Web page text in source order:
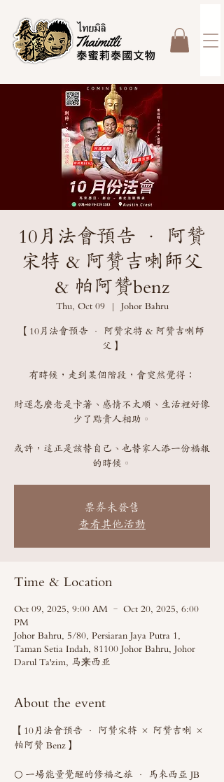
10月法會預告 · 阿贊
宋特 & 阿贊吉喇師父
& 帕阿贊benz
Thu, Oct 09
  |
Johor Bahru
【10月法會預告 · 阿贊宋特 & 阿贊吉喇師
父】
有時候，走到某個階段，會突然覺得：
財運怎麼老是卡著、感情不太順、生活裡好像
少了點貴人相助。
或許，這正是該替自己、也替家人添一份福報
票券未發售
查看其他活動
Time & Location
Oct 09, 2025, 9:00 AM – Oct 20, 2025, 6:00
PM
Johor Bahru, 5/80, Persiaran Jaya Putra 1,
Taman Setia Indah, 81100 Johor Bahru, Johor
Darul Ta'zim, 马来西亚
About the event
【10月法會預告 · 阿贊宋特 × 阿贊吉喇 ×
帕阿贊 Benz】
🌕 一場能量覺醒的修福之旅 · 馬來西亞 JB